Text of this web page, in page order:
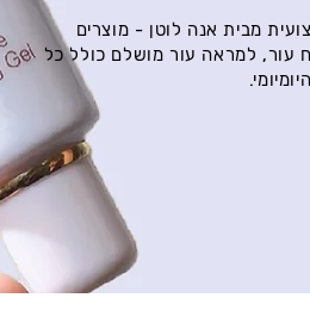
מבית אנה לוטן - מוצרים
עור, למראה עור מושלם כולל כל